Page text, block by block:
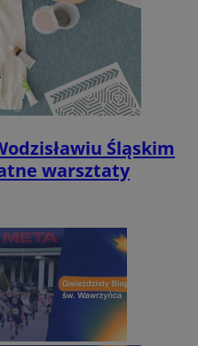
Śląskim
warsztaty